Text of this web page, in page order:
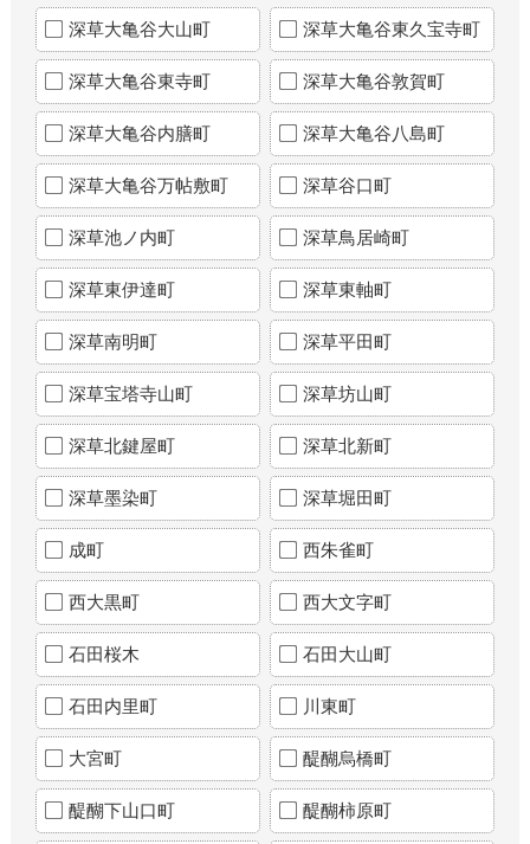
深草大亀谷大山町 深草大亀谷東久宝寺町
深草大亀谷東寺町 深草大亀谷敦賀町
深草大亀谷内膳町 深草大亀谷八島町
深草大亀谷万帖敷町 深草谷口町
深草池ノ内町 深草鳥居崎町
深草東伊達町 深草東軸町
深草南明町 深草平田町
深草宝塔寺山町 深草坊山町
深草北鍵屋町 深草北新町
深草墨染町 深草堀田町
成町 西朱雀町
西大黒町 西大文字町
石田桜木 石田大山町
石田内里町 川東町
大宮町 醍醐烏橋町
醍醐下山口町 醍醐柿原町